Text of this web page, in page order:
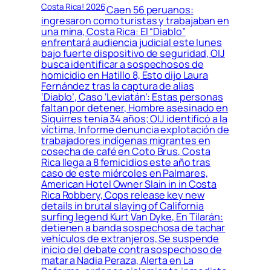
Costa Rica! 2026Caen 56 peruanos:
ingresaron como turistas y trabajaban en
una mina, Costa Rica: El “Diablo”
enfrentará audiencia judicial este lunes
bajo fuerte dispositivo de seguridad, OIJ
busca identificar a sospechosos de
homicidio en Hatillo 8, Esto dijo Laura
Fernández tras la captura de alias
‘Diablo’, Caso ‘Leviatán’: Estas personas
faltan por detener, Hombre asesinado en
Siquirres tenía 34 años; OIJ identificó a la
víctima, Informe denuncia explotación de
trabajadores indígenas migrantes en
cosecha de café en Coto Brus, Costa
Rica llega a 8 femicidios este año tras
caso de este miércoles en Palmares,
American Hotel Owner Slain in in Costa
Rica Robbery, Cops release key new
details in brutal slaying of California
surfing legend Kurt Van Dyke, En Tilarán:
detienen a banda sospechosa de tachar
vehículos de extranjeros, Se suspende
inicio del debate contra sospechoso de
matar a Nadia Peraza, Alerta en La